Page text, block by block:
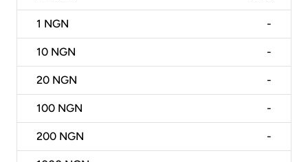
1 NGN -
10 NGN -
20 NGN -
100 NGN -
200 NGN -